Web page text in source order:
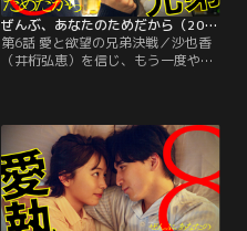
ぜんぶ、あなたのためだから（2026/02/14放送分）第06話
第6話 愛と欲望の兄弟決戦／沙也香
（井桁弘恵）を信じ、もう一度やり
（七五三掛龍也）は、橋本智恵（大
原優乃）と尾崎藍里（武田玲奈）が
沙也香と会っている動画を見せる。
そこに映っていたのは、「和臣に迫
られキスされそうになった」と嘘の
報告をし…。